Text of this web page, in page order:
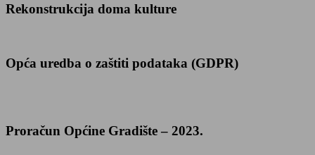
Rekonstrukcija doma kulture
Opća uredba o zaštiti podataka (GDPR)
Proračun Općine Gradište – 2023.